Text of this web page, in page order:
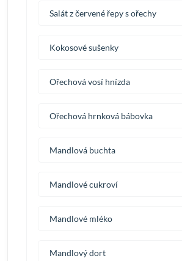
Salát z červené řepy s ořechy
Kokosové sušenky
Ořechová vosí hnízda
Ořechová hrnková bábovka
Mandlová buchta
Mandlové cukroví
Mandlové mléko
Mandlový dort